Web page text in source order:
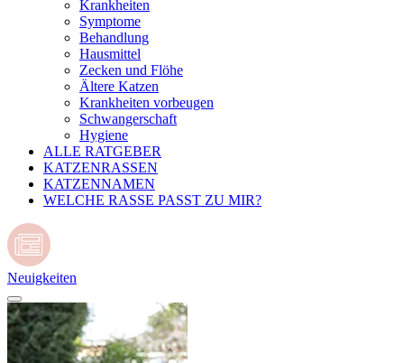
Krankheiten
Symptome
Behandlung
Hausmittel
Zecken und Flöhe
Ältere Katzen
Krankheiten vorbeugen
Schwangerschaft
Hygiene
ALLE RATGEBER
KATZENRASSEN
KATZENNAMEN
WELCHE RASSE PASST ZU MIR?
Neuigkeiten